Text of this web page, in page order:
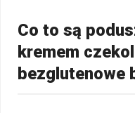
Co to są
kremem
bezglutenowe